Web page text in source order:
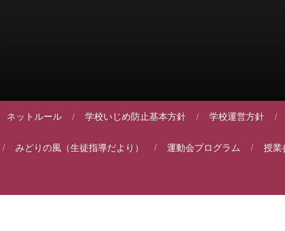
ネットルール 学校いじめ防止基本方針 学校運営方針
みどりの風（生徒指導だより） 運動会プログラム 授業